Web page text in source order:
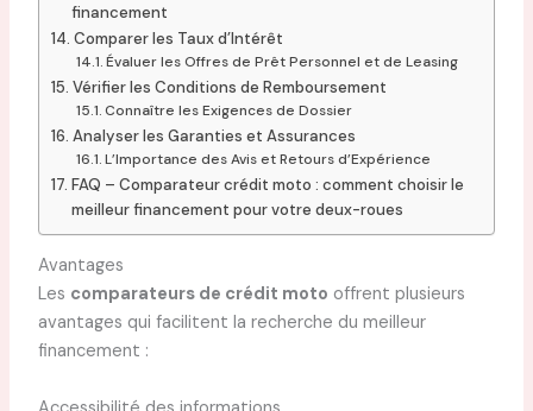
financement
Comparer les Taux d’Intérêt
Évaluer les Offres de Prêt Personnel et de Leasing
Vérifier les Conditions de Remboursement
Connaître les Exigences de Dossier
Analyser les Garanties et Assurances
L’Importance des Avis et Retours d’Expérience
FAQ – Comparateur crédit moto : comment choisir le
meilleur financement pour votre deux-roues
Avantages
Les comparateurs de crédit moto offrent plusieurs
avantages qui facilitent la recherche du meilleur
financement :